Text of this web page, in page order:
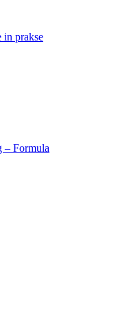
in prakse
– Formula